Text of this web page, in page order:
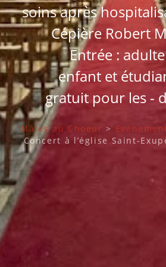
soins après
Cépière Robert
Entrée :
enfant et
gratuit pour les -
Mâles au Choeur >
Concert à l’église Saint-